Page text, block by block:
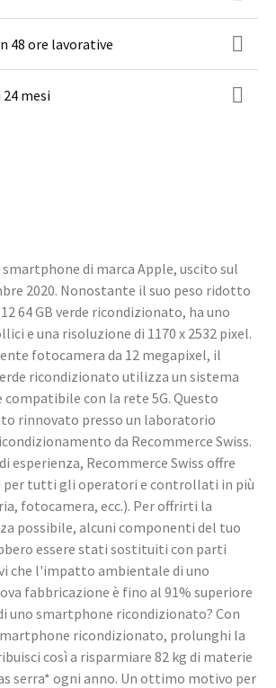
48 ore lavorative
mesi
smartphone di marca Apple, uscito sul
2020. Nonostante il suo peso ridotto
64 GB verde ricondizionato, ha uno
e una risoluzione di 1170 x 2532 pixel.
fotocamera da 12 megapixel, il
ricondizionato utilizza un sistema
compatibile con la rete 5G. Questo
rinnovato presso un laboratorio
da Recommerce Swiss.
esperienza, Recommerce Swiss offre
tutti gli operatori e controllati in più
fotocamera, ecc.). Per offrirti la
possibile, alcuni componenti del tuo
essere stati sostituiti con parti
che l'impatto ambientale di uno
fabbricazione è fino al 91% superiore
uno smartphone ricondizionato? Con
ricondizionato, prolunghi la
così a risparmiare 82 kg di materie
serra* ogni anno. Un ottimo motivo per